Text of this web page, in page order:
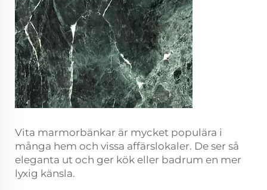
Vita marmorbänkar är mycket populära i
många hem och vissa affärslokaler. De ser så
eleganta ut och ger kök eller badrum en mer
lyxig känsla.